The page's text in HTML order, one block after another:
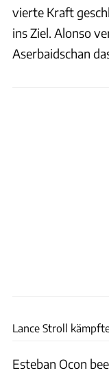
vierte Kraft
ins Ziel. Alonso
Aserbaidschan
Lance Stroll
Esteban Ocon